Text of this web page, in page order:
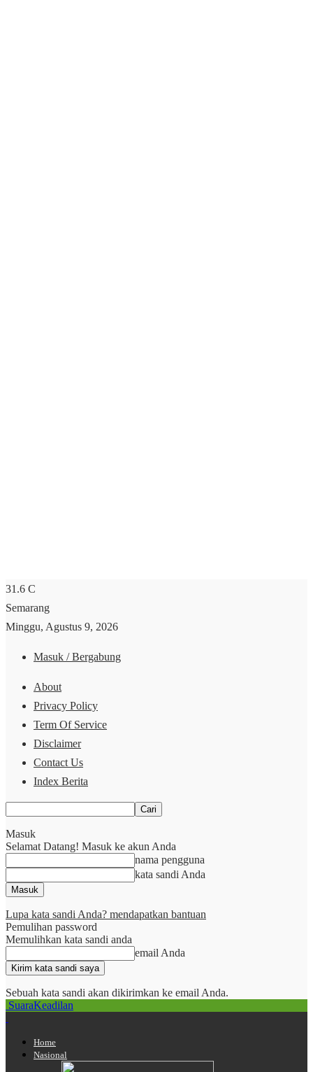
31.6 C
Semarang
Minggu, Agustus 9, 2026
Masuk / Bergabung
About
Privacy Policy
Term Of Service
Disclaimer
Contact Us
Index Berita
Masuk
Selamat Datang! Masuk ke akun Anda
nama pengguna
kata sandi Anda
Lupa kata sandi Anda? mendapatkan bantuan
Pemulihan password
Memulihkan kata sandi anda
email Anda
Sebuah kata sandi akan dikirimkan ke email Anda.
SuaraKeadilan
Home
Nasional